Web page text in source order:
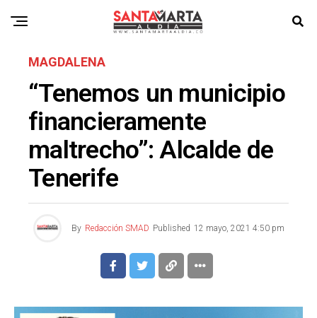
MAGDALENA
“Tenemos un municipio
financieramente
maltrecho”: Alcalde de
Tenerife
By Redacción SMAD Published 12 mayo, 2021 4:50 pm